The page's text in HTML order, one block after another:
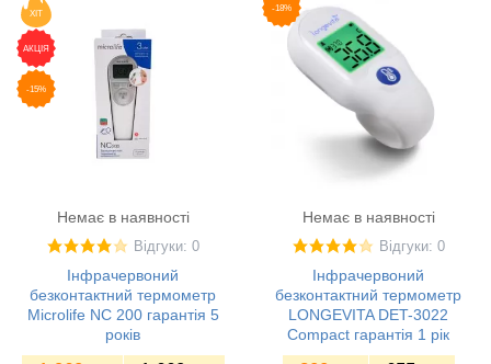
ХІТ
АКЦІЯ
-15%
Немає в наявності
Відгуки: 0
Інфрачервоний
безконтактний термометр
Microlife NC 200 гарантія 5
років
-18%
Немає в наявності
Відгуки: 0
Інфрачервоний
безконтактний термометр
LONGEVITA DET-3022
Compact гарантія 1 рік